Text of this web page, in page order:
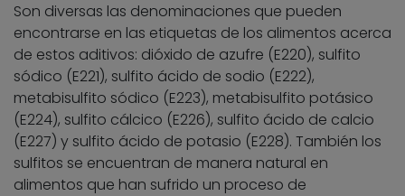
Son diversas las denominaciones que pueden
encontrarse en las etiquetas de los alimentos acerca
de estos aditivos: dióxido de azufre (E220), sulfito
sódico (E221), sulfito ácido de sodio (E222),
metabisulfito sódico (E223), metabisulfito potásico
(E224), sulfito cálcico (E226), sulfito ácido de calcio
(E227) y sulfito ácido de potasio (E228). También los
sulfitos se encuentran de manera natural en
alimentos que han sufrido un proceso de